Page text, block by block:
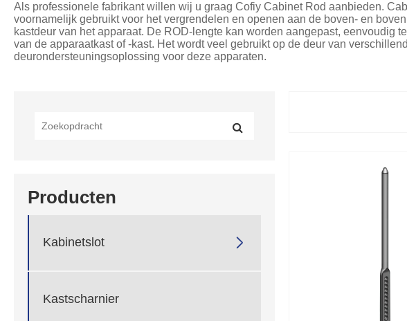
Als professionele fabrikant willen wij u graag Cofiy Cabinet Rod aanbieden.
voornamelijk gebruikt voor het vergrendelen en openen aan de boven- en
kastdeur van het apparaat. De ROD-lengte kan worden aangepast, eenvoudig
van de apparaatkast of -kast. Het wordt veel gebruikt op de deur van
deurondersteuningsoplossing voor deze apparaten.
Producten
Kabinetslot 
Kastscharnier